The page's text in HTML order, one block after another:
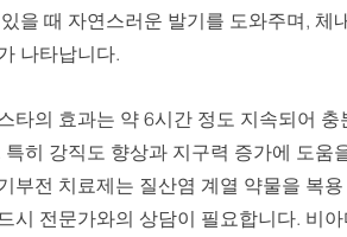
을 때 자연스러운 발기를 도와주며, 체
나타납니다.
타의 효과는 약 6시간 정도 지속되어
특히 강직도 향상과 지구력 증가에 도움
부전 치료제는 질산염 계열 약물을 복
시 전문가와의 상담이 필요합니다. 비